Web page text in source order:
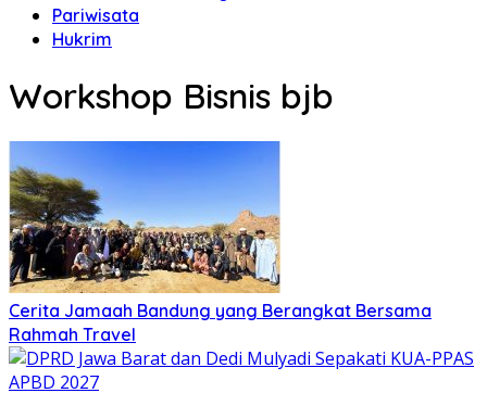
Pariwisata
Hukrim
Workshop Bisnis bjb
Cerita Jamaah Bandung yang Berangkat Bersama
Rahmah Travel